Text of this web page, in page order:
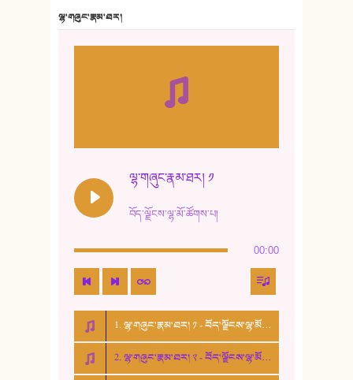
10. ཆང་གཞས། ༣
15. ཤམ་པ་ལ་ཡི་སྲས་མོ།
16. ལྷ་བུ་དར་བུ།
17. ང་བོད་པ་ཡིན། - ཕུར་བུ་རྣམ་རྒྱལ།
18. ང་ལ་བྱམས་པའི་ཨ་མ།
ལྷ་གཞུང་རྣམ་ཐར།
ལྷ་གཞུང་རྣམ་ཐར། ༡
བོད་ལྗོངས་ལྷ་མོ་ཚོགས་པ།
00:00
1. ལྷ་གཞུང་རྣམ་ཐར། ༡ - བོད་ལྗོངས་ལྷ་མོ་ཚོགས་པ།
2. ལྷ་གཞུང་རྣམ་ཐར། ༢ - བོད་ལྗོངས་ལྷ་མོ་ཚོགས་པ།